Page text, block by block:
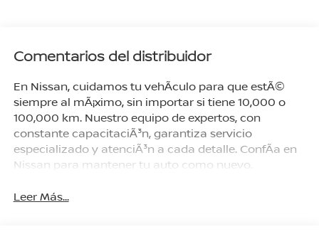
Comentarios del distribuidor
En Nissan, cuidamos tu vehÃ­culo para que estÃ©
siempre al mÃ¡ximo, sin importar si tiene 10,000 o
100,000 km. Nuestro equipo de expertos, con
constante capacitaciÃ³n, garantiza servicio
especializado y atenciÃ³n a cada detalle. ConfÃ­a en
Nissan para mantener tu auto como nuevo.
Leer Más...